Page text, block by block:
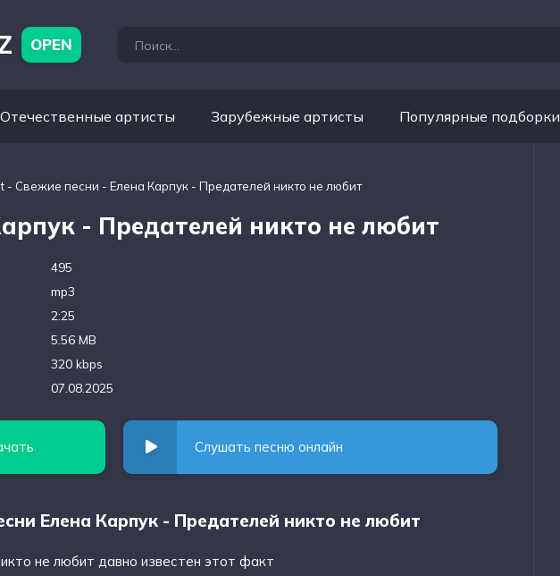
OPEN
Отечественные артисты Зарубежные артисты Популярные подборки
- Свежие песни - Елена Карпук - Предателей никто не любит
- Предателей никто не любит
495
mp3
2:25
5.56 MB
320 kbps
07.08.2025
Слушать песню онлайн
Елена Карпук - Предателей никто не любит
не любит давно известен этот факт